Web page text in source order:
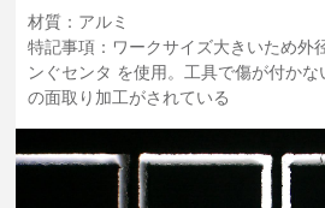
材質：アルミ
特記事項：ワークサイズ大きいため外
ンぐセンタ を使用。工具で傷が付か
の面取り加工がされている